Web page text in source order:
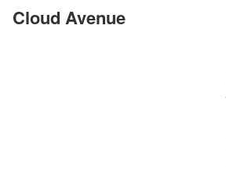
Cloud Avenue